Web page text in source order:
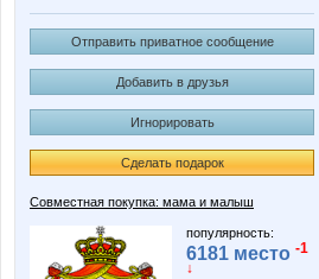
Отправить приватное сообщение
Добавить в друзья
Игнорировать
Сделать подарок
Совместная покупка: мама и малыш
популярность:
6181 место -1
↓